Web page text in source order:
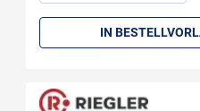
IN